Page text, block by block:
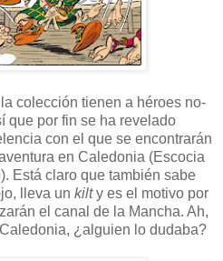
colección tienen a héroes no-
que por fin se ha revelado
con el que se encontrarán
en Caledonia (Escocia
Está claro que también sabe
lleva un kilty es el motivo por
el canal de la Mancha. Ah,
¿alguien lo dudaba?